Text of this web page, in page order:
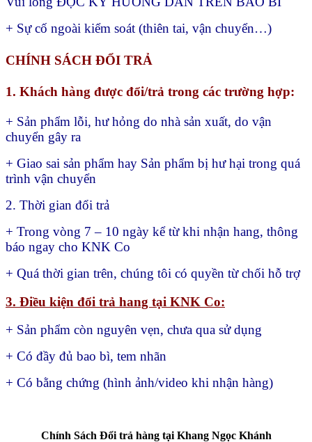
+ Sự cố ngoài kiểm soát (thiên tai, vận chuyển…)
CHÍNH SÁCH ĐỔI TRẢ
1. Khách hàng được đổi/trả trong các trường hợp:
+ Sản phẩm lỗi, hư hỏng do nhà sản xuất, do vận
chuyển gây ra
+ Giao sai sản phẩm hay Sản phẩm bị hư hại trong quá
trình vận chuyển
2. Thời gian đổi trả
+ Trong vòng 7 – 10 ngày kể từ khi nhận hang, thông
báo ngay cho KNK Co
+ Quá thời gian trên, chúng tôi có quyền từ chối hỗ trợ
3. Điều kiện đổi trả hang tại KNK Co:
+ Sản phẩm còn nguyên vẹn, chưa qua sử dụng
+ Có đầy đủ bao bì, tem nhãn
+ Có bằng chứng (hình ảnh/video khi nhận hàng)
Chính Sách Đổi trả hàng tại Khang Ngọc Khánh